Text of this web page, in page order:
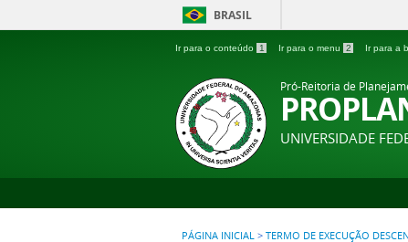
BRASIL
Ir para o conteúdo 1 Ir para o menu 2 Ir para a
Pró-Reitoria de
UNIVERSIDADE
PÁGINA INICIAL > TERMO DE EXECUÇÃO